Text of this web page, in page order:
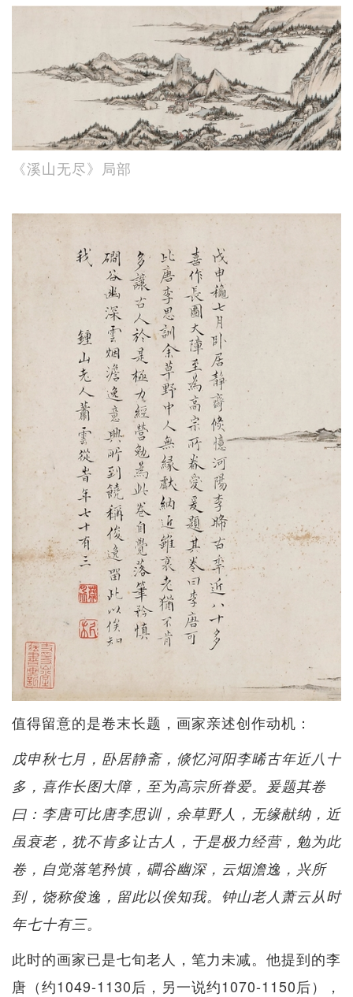
《溪山无尽》局部
值得留意的是卷末长题，画家亲述创作动机：
戊申秋七月，卧居静斋，倐忆河阳李晞古年近八十
多，喜作长图大障，至为高宗所眷爱。爰题其卷
曰：李唐可比唐李思训，余草野人，无缘献纳，近
虽衰老，犹不肯多让古人，于是极力经营，勉为此
卷，自觉落笔矜慎，磵谷幽深，云烟澹逸，兴所
到，饶称俊逸，留此以俟知我。钟山老人萧云从时
年七十有三。
此时的画家已是七旬老人，笔力未减。他提到的李
唐（约1049-1130后，另一说约1070-1150后），